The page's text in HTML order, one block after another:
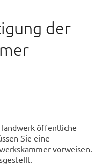
der
öffentliche
Sie eine
vorweisen.